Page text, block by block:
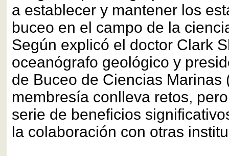
a establecer y mantener los
buceo en el campo de la
Según explicó el doctor Clark
oceanógrafo geológico y
de Buceo de Ciencias Marinas
membresía conlleva retos,
serie de beneficios
la colaboración con otras